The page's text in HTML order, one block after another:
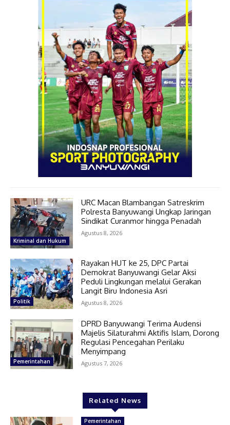
Kriminal dan Hukum
URC Macan Blambangan Satreskrim
Polresta Banyuwangi Ungkap Jaringan
Sindikat Curanmor hingga Penadah
Agustus 8, 2026
Politik
Rayakan HUT ke 25, DPC Partai
Demokrat Banyuwangi Gelar Aksi
Peduli Lingkungan melalui Gerakan
Langit Biru Indonesia Asri
Agustus 8, 2026
Pemerintahan
DPRD Banyuwangi Terima Audensi
Majelis Silaturahmi Aktifis Islam, Dorong
Regulasi Pencegahan Perilaku
Menyimpang
Agustus 7, 2026
Related News
Pemerintahan